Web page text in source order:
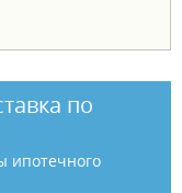
по
ипотечного